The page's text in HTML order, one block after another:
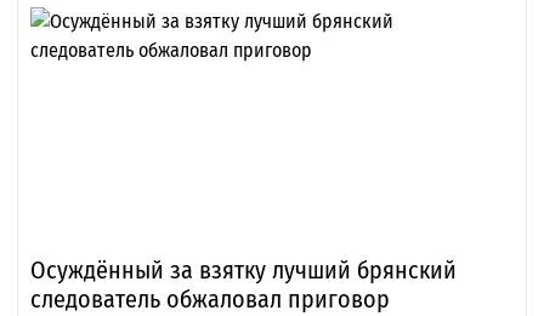
Осуждённый за взятку лучший брянский
следователь обжаловал приговор